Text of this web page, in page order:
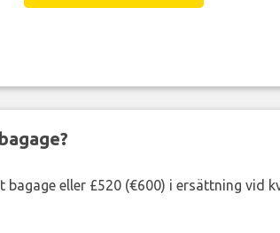
bagage eller £520 (€600) i ersättning vid